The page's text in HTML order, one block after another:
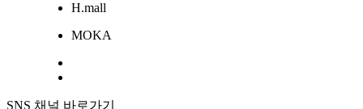
H.mall
MOKA
SNS 채널 바로가기